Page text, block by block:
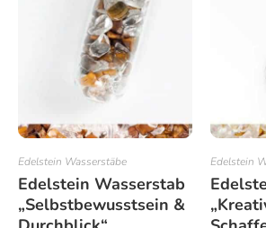
Edelstein Wasserstäbe
Edelstein Wasserstab
„Selbstbewusstsein &
Edelstein